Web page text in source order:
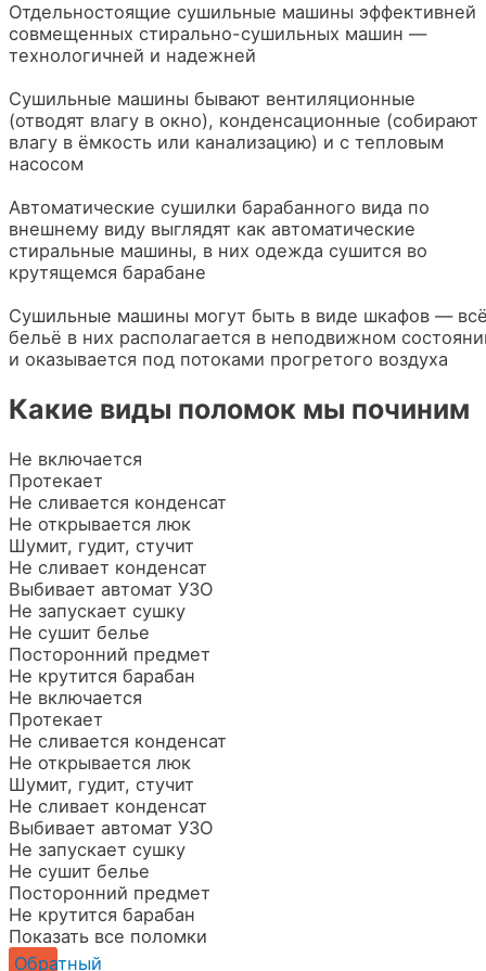
Отдельностоящие сушильные машины эффективней
совмещенных стирально-сушильных машин —
технологичней и надежней
Сушильные машины бывают вентиляционные
(отводят влагу в окно), конденсационные (собирают
влагу в ёмкость или канализацию) и с тепловым
насосом
Автоматические сушилки барабанного вида по
внешнему виду выглядят как автоматические
стиральные машины, в них одежда сушится во
крутящемся барабане
Сушильные машины могут быть в виде шкафов —
бельё в них располагается в неподвижном
и оказывается под потоками прогретого воздуха
Какие виды поломок мы починим
Не включается
Протекает
Не сливается конденсат
Не открывается люк
Шумит, гудит, стучит
Не сливает конденсат
Выбивает автомат УЗО
Не запускает сушку
Не сушит белье
Посторонний предмет
Не крутится барабан
Не включается
Протекает
Не сливается конденсат
Не открывается люк
Шумит, гудит, стучит
Не сливает конденсат
Выбивает автомат УЗО
Не запускает сушку
Не сушит белье
Посторонний предмет
Не крутится барабан
Показать все поломки
Обратный